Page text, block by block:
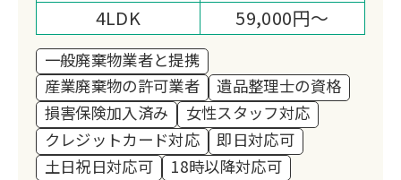
4LDK
59,000円～
一般廃棄物業者と提携
産業廃棄物の許可業者
遺品整理士の資格
損害保険加入済み
女性スタッフ対応
クレジットカード対応
即日対応可
土日祝日対応可
18時以降対応可